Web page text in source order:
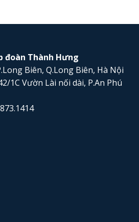
đoàn Thành Hưng
Biên, Q.Long Biên, Hà Nội
1C Vườn Lài nối dài, P.An Phú